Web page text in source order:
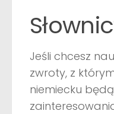
Jeśli chcesz
zwroty, z
niemiecku